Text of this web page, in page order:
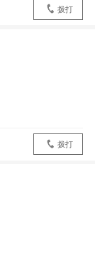
拨打
拨打